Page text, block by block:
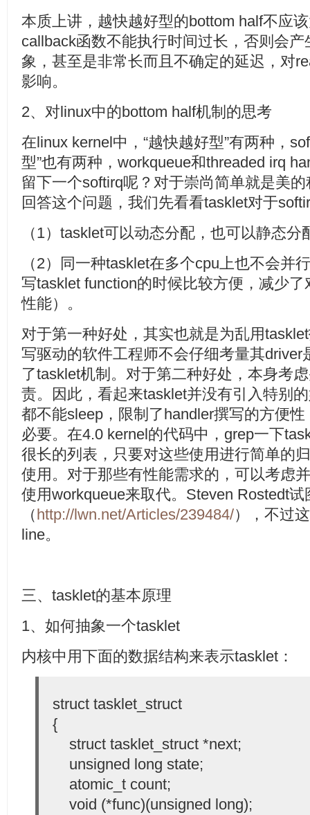
本质上讲，越快越好型的bottom half不应
callback函数不能执行时间过长，否则会
象，甚至是非常长而且不确定的延迟，对
影响。
2、对linux中的bottom half机制的思考
在linux kernel中，“越快越好型”有两种，
型”也有两种，workqueue和threaded irq
留下一个softirq呢？对于崇尚简单就是美
回答这个问题，我们先看看tasklet对于
（1）tasklet可以动态分配，也可以静态分
（2）同一种tasklet在多个cpu上也不会并
写tasklet function的时候比较方便，减少
性能）。
对于第一种好处，其实也就是为乱用
写驱动的软件工程师不会仔细考量其driver
了tasklet机制。对于第二种好处，本身考
责。因此，看起来tasklet并没有引入特别
都不能sleep，限制了handler撰写的方便
必要。在4.0 kernel的代码中，grep一下
很长的列表，只要对这些使用进行简单的
使用。对于那些有性能需求的，可以考虑
使用workqueue来取代。Steven Rostedt
（http://lwn.net/Articles/239484/），不过
line。
三、tasklet的基本原理
1、如何抽象一个tasklet
内核中用下面的数据结构来表示tasklet：
struct tasklet_struct
{
struct tasklet_struct *next;
unsigned long state;
atomic_t count;
void (*func)(unsigned long);